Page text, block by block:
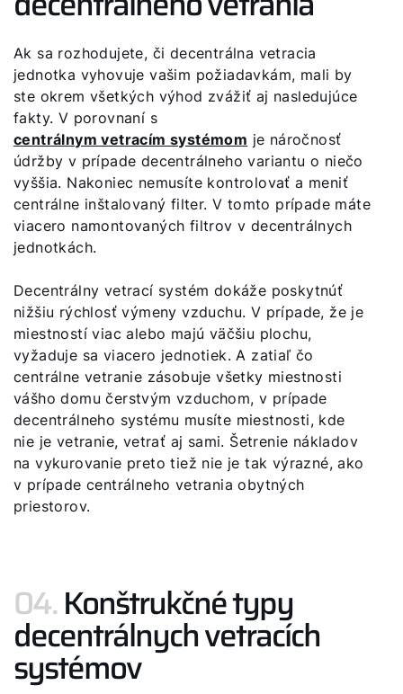
Ak sa rozhodujete, či decentrálna vetracia
jednotka vyhovuje vašim požiadavkám, mali by
ste okrem všetkých výhod zvážiť aj nasledujúce
fakty. V porovnaní s
centrálnym vetracím systémom je náročnosť
údržby v prípade decentrálneho variantu o niečo
vyššia. Nakoniec nemusíte kontrolovať a meniť
centrálne inštalovaný filter. V tomto prípade máte
viacero namontovaných filtrov v decentrálnych
jednotkách.
Decentrálny vetrací systém dokáže poskytnúť
nižšiu rýchlosť výmeny vzduchu. V prípade, že je
miestností viac alebo majú väčšiu plochu,
vyžaduje sa viacero jednotiek. A zatiaľ čo
centrálne vetranie zásobuje všetky miestnosti
vášho domu čerstvým vzduchom, v prípade
decentrálneho systému musíte miestnosti, kde
nie je vetranie, vetrať aj sami. Šetrenie nákladov
na vykurovanie preto tiež nie je tak výrazné, ako
v prípade centrálneho vetrania obytných
priestorov.
04.Konštrukčné typy
decentrálnych vetracích
systémov